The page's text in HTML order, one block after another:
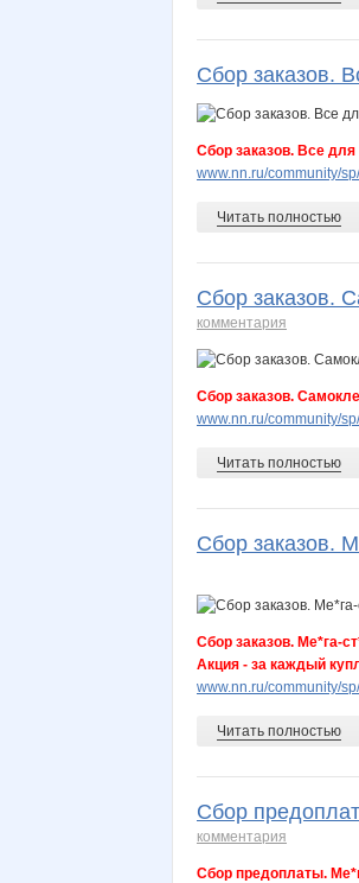
Сбор заказов.
Сбор заказов. Все
www.nn.ru/community/
Читать полностью
Сбор заказов.
комментария
Сбор заказов.
www.nn.ru/community/
Читать полностью
Сбор заказов.
Сбор заказов. Ме*га-
Акция - за каждый
www.nn.ru/community/
Читать полностью
Сбор
комментария
Сбор предоплаты.